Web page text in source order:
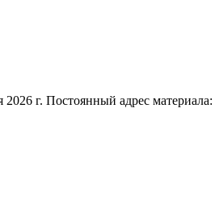
г. Постоянный адрес материала: